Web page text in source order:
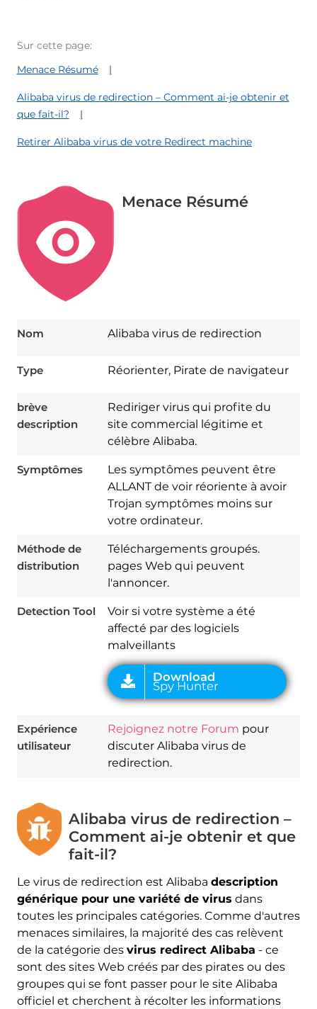
Sur cette page:
Menace Résumé
Alibaba virus de redirection – Comment ai-je obtenir et
que fait-il?
Retirer Alibaba virus de votre Redirect machine
Menace Résumé
Nom Alibaba virus de redirection
Type Réorienter, Pirate de navigateur
brève
description
Rediriger virus qui profite du
site commercial légitime et
célèbre Alibaba.
Symptômes
Les symptômes peuvent être
ALLANT de voir réoriente à avoir
Trojan symptômes moins sur
votre ordinateur.
Méthode de
distribution
Téléchargements groupés.
pages Web qui peuvent
l'annoncer.
Detection Tool
Voir si votre système a été
affecté par des logiciels
malveillants
Spy Hunter
Expérience
utilisateur
Rejoignez notre Forum pour
discuter Alibaba virus de
redirection.
Alibaba virus de redirection –
Comment ai-je obtenir et que
fait-il?
Le virus de redirection est Alibaba description
générique pour une variété de virus dans
toutes les principales catégories. Comme d'autres
menaces similaires, la majorité des cas relèvent
de la catégorie des virus redirect Alibaba - ce
sont des sites Web créés par des pirates ou des
groupes qui se font passer pour le site Alibaba
officiel et cherchent à récolter les informations